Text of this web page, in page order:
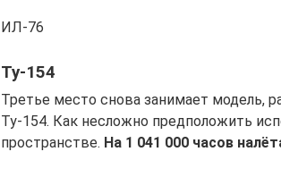
ИЛ-76
Ту-154
Третье место снова занимает модель,
Ту-154. Как несложно предположить
пространстве. На 1 041 000 часов